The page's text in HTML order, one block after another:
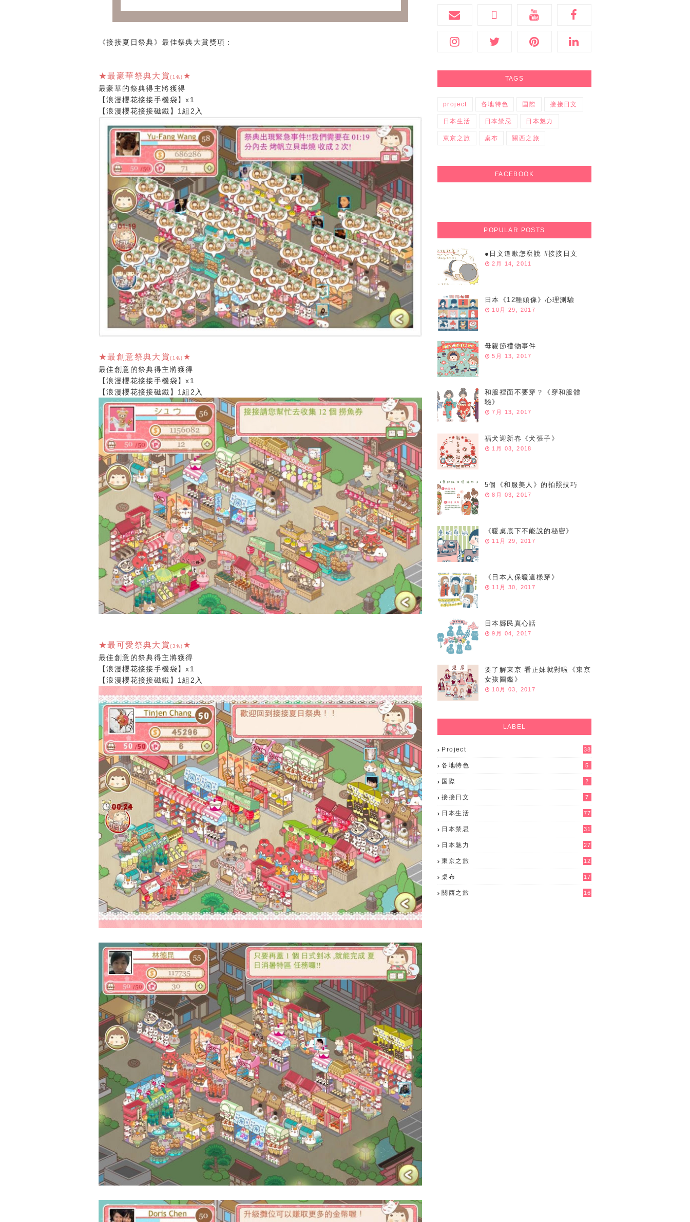
《接接夏日祭典》最佳祭典大賞獎項：
★最豪華祭典大賞(1名) ★
最豪華的祭典得主將獲得
【浪漫櫻花接接手機袋】x1
【浪漫櫻花接接磁鐵】1組2入
★最創意祭典大賞( 1名) ★
最佳創意的祭典得主將獲得
【浪漫櫻花接接手機袋】x1
【浪漫櫻花接接磁鐵】1組2入
★最可愛祭典大賞(3名) ★
最佳創意的祭典得主將獲得
【浪漫櫻花接接手機袋】x1
【浪漫櫻花接接磁鐵】1組2入
TAGS
project 各地特色 国際 接接日文
日本生活 日本禁忌 日本魅力
東京之旅 桌布 關西之旅
FACEBOOK
POPULAR POSTS
●日文道歉怎麼說 #接接日文
2月 14, 2011
日本《12種頭像》心理測驗
10月 29, 2017
母親節禮物事件
5月 13, 2017
和服裡面不要穿？《穿和服體
驗》
7月 13, 2017
福犬迎新春《犬張子》
1月 03, 2018
5個《和服美人》的拍照技巧
8月 03, 2017
《暖桌底下不能說的秘密》
11月 29, 2017
《日本人保暖這樣穿》
11月 30, 2017
日本縣民真心話
9月 04, 2017
要了解東京 看正妹就對啦《東京
女孩圖鑑》
10月 03, 2017
LABEL
Project 38
各地特色 5
国際 2
接接日文 7
日本生活 77
日本禁忌 31
日本魅力 27
東京之旅 12
桌布 17
關西之旅 16